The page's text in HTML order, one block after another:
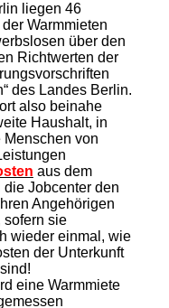
liegen 46
Warmmieten
über den
Richtwerten der
des Landes Berlin.
also beinahe
Haushalt, in
Menschen von
aus dem
Jobcenter den
Angehörigen
sofern sie
wieder einmal, wie
der Unterkunft
eine Warmmiete